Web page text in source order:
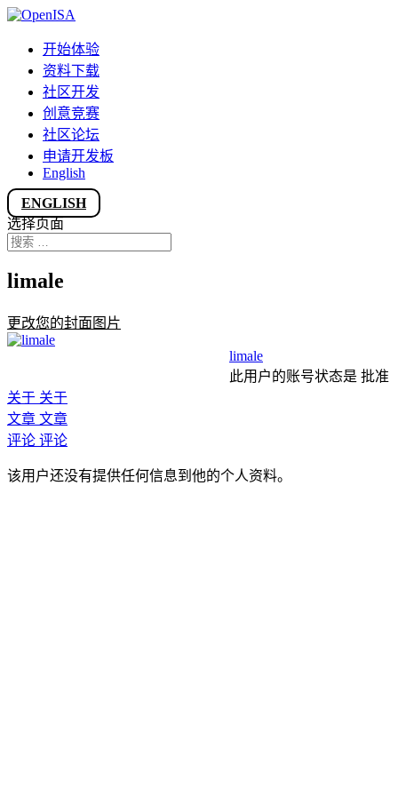
开始体验
资料下载
社区开发
创意竞赛
社区论坛
申请开发板
English
ENGLISH
选择页面
limale
更改您的封面图片
limale
此用户的账号状态是 批准
关于 关于
文章 文章
评论 评论
该用户还没有提供任何信息到他的个人资料。